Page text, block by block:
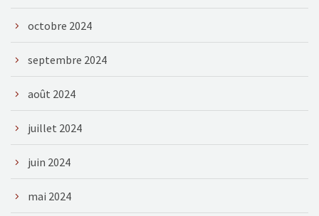
octobre 2024
septembre 2024
août 2024
juillet 2024
juin 2024
mai 2024